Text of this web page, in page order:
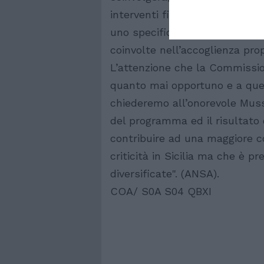
interventi finalizzati alla fase
uno specifico intervento di
coinvolte nell’accoglienza
L’attenzione che la
quanto mai opportuno e a
chiederemo all’onorevole
del programma ed il
contribuire ad una maggiore
criticità in Sicilia ma che è
diversificate". (ANSA).
COA/ S0A S04 QBXI